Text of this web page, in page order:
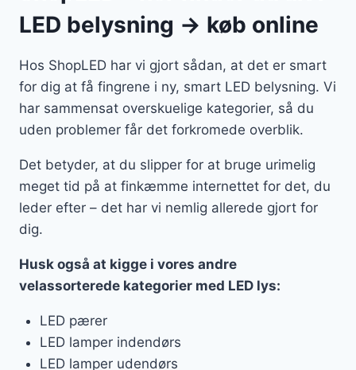
LED belysning → køb online
Hos ShopLED har vi gjort sådan, at det er smart
for dig at få fingrene i ny, smart LED belysning. Vi
har sammensat overskuelige kategorier, så du
uden problemer får det forkromede overblik.
Det betyder, at du slipper for at bruge urimelig
meget tid på at finkæmme internettet for det, du
leder efter – det har vi nemlig allerede gjort for
dig.
Husk også at kigge i vores andre
velassorterede kategorier med LED lys:
LED pærer
LED lamper indendørs
LED lamper udendørs